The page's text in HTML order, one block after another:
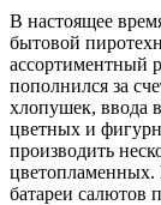
В настоящее
бытовой
ассортиментный
пополнился за
хлопушек, ввода
цветных и
производить
цветопламенных.
батареи салютов